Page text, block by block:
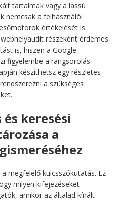
tartalmak vagy a lassú
nemcsak a felhasználói
értékelését is
részeként érdemes
is, hiszen a Google
figyelembe a rangsorolás
készíthetsz egy részletes
a szükséges
keresési
a
megfelelő kulcsszókutatás. Ez
milyen kifejezéseket
amikor az általad kínált